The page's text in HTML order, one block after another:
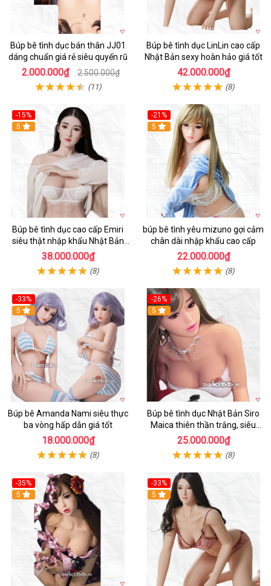
Búp bê tình dục bán thân JJ01
dáng chuẩn giá rẻ siêu quyến rũ
2.000.000₫ 2.500.000₫
(11)
Búp bê tình dục LinLin cao cấp
Nhật Bản sexy hoàn hảo giá tốt
42.000.000₫
(8)
-15%
5
Búp bê tình dục cao cấp Emiri
siêu thật nhập khẩu Nhật Bản
giá tốt
38.000.000₫
(8)
-21%
5
búp bê tình yêu mizuno gợi cảm
chân dài nhập khẩu cao cấp
22.000.000₫
(8)
-33%
Hot
5
Búp bê Amanda Nami siêu thực
ba vòng hấp dẫn giá tốt
18.000.000₫
(8)
-26%
Hot
5
Búp bê tình dục Nhật Bản Siro
Maica thiên thần trắng, siêu
thực, thoải mái
25.000.000₫
(8)
-35%
Hot
5
-33%
Hot
5